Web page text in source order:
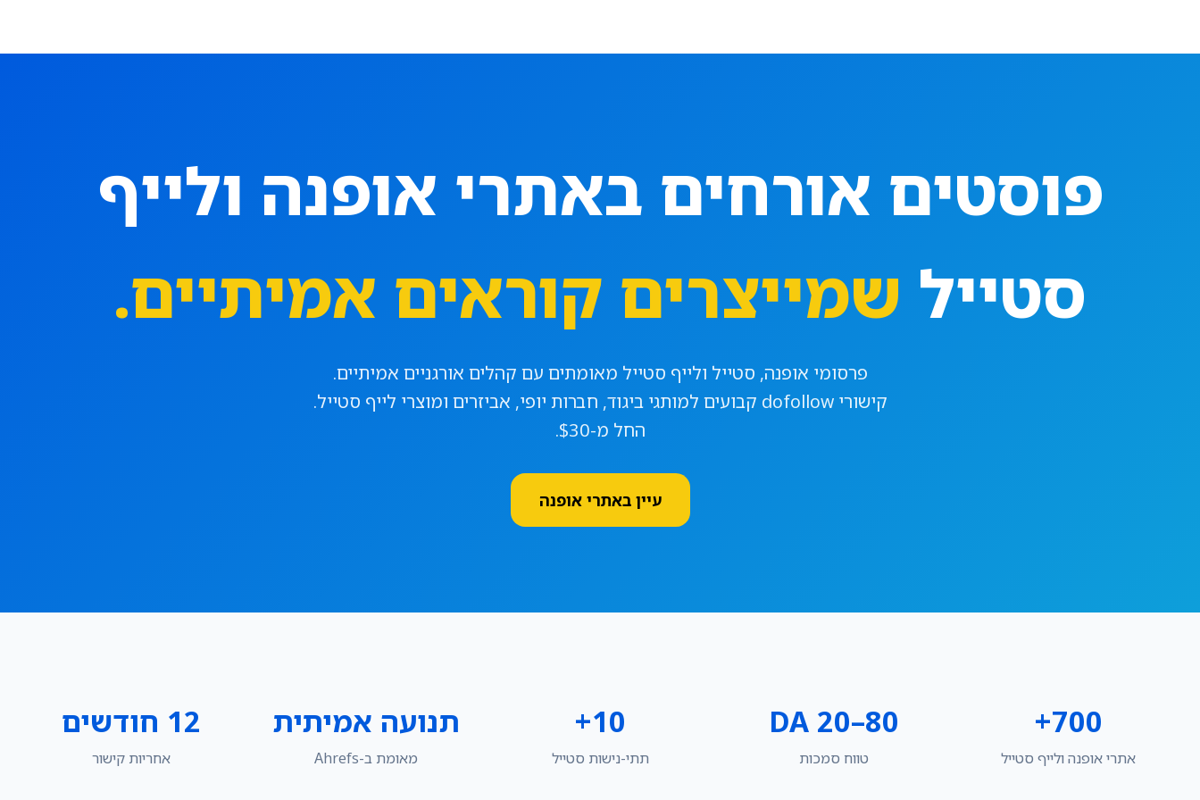
פוסטים אורחים באתרי אופנה ולייף
סטייל שמייצרים קוראים אמיתיים.
פרסומי אופנה, סטייל ולייף סטייל מאומתים עם קהלים אורגניים אמיתיים.
קישורי dofollow קבועים למותגי ביגוד, חברות יופי, אביזרים ומוצרי לייף סטייל.
החל מ-$30.
עיין באתרי אופנה
700+
אתרי אופנה ולייף סטייל
DA 20–80
טווח סמכות
10+
תתי-נישות סטייל
תנועה אמיתית
מאומת ב-Ahrefs
12 חודשים
אחריות קישור